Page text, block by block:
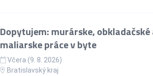
Dopytujem: murárske, obkladačské
maliarske práce v byte
Včera (9. 8. 2026)
Bratislavský kraj